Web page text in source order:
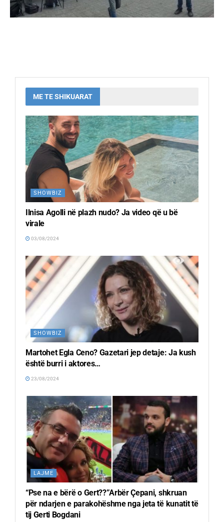
ME TE SHIKUARAT
SHOWBIZ
Ilnisa Agolli në plazh nudo? Ja video që u bë
virale
03/08/2024
SHOWBIZ
Martohet Egla Ceno? Gazetari jep detaje: Ja kush
është burri i aktores…
23/08/2024
LAJME
“Pse na e bërë o Gert??”Arbër Çepani, shkruan
për ndarjen e parakohëshme nga jeta të kunatit të
tij Gerti Bogdani